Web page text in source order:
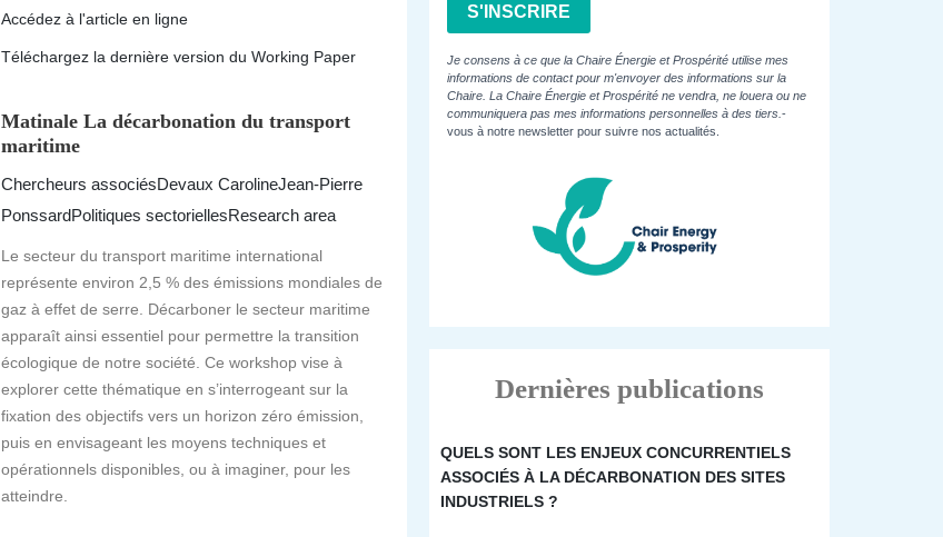
Accédez à l'article en ligne
Téléchargez la dernière version du Working Paper
Matinale La décarbonation du transport
maritime
Chercheurs associésDevaux CarolineJean-Pierre
PonssardPolitiques sectoriellesResearch area
Le secteur du transport maritime international
représente environ 2,5 % des émissions mondiales de
gaz à effet de serre. Décarboner le secteur maritime
apparaît ainsi essentiel pour permettre la transition
écologique de notre société. Ce workshop vise à
explorer cette thématique en s’interrogeant sur la
fixation des objectifs vers un horizon zéro émission,
puis en envisageant les moyens techniques et
opérationnels disponibles, ou à imaginer, pour les
atteindre.
S'INSCRIRE
Je consens à ce que la Chaire Énergie et Prospérité utilise mes
informations de contact pour m'envoyer des informations sur la
Chaire. La Chaire Énergie et Prospérité ne vendra, ne louera ou ne
communiquera pas mes informations personnelles à des tiers. -
vous à notre newsletter pour suivre nos actualités.
Dernières publications
QUELS SONT LES ENJEUX CONCURRENTIELS
ASSOCIÉS À LA DÉCARBONATION DES SITES
INDUSTRIELS ?